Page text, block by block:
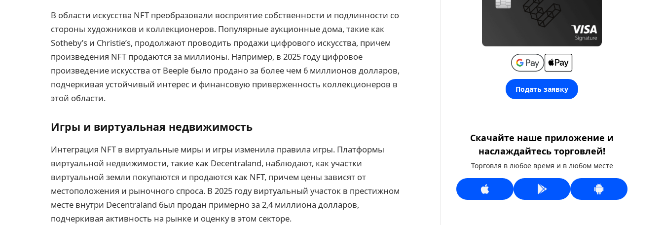
В области искусства NFT преобразовали восприятие собственности и подлинности со
стороны художников и коллекционеров. Популярные аукционные дома, такие как
Sotheby’s и Christie’s, продолжают проводить продажи цифрового искусства, причем
произведения NFT продаются за миллионы. Например, в 2025 году цифровое
произведение искусства от Beeple было продано за более чем 6 миллионов долларов,
подчеркивая устойчивый интерес и финансовую приверженность коллекционеров в
этой области.
Игры и виртуальная недвижимость
Интеграция NFT в виртуальные миры и игры изменила правила игры. Платформы
виртуальной недвижимости, такие как Decentraland, наблюдают, как участки
виртуальной земли покупаются и продаются как NFT, причем цены зависят от
местоположения и рыночного спроса. В 2025 году виртуальный участок в престижном
месте внутри Decentraland был продан примерно за 2,4 миллиона долларов,
подчеркивая активность на рынке и оценку в этом секторе.
Подать заявку
Скачайте наше приложение и
наслаждайтесь торговлей!
Торговля в любое время и в любом месте